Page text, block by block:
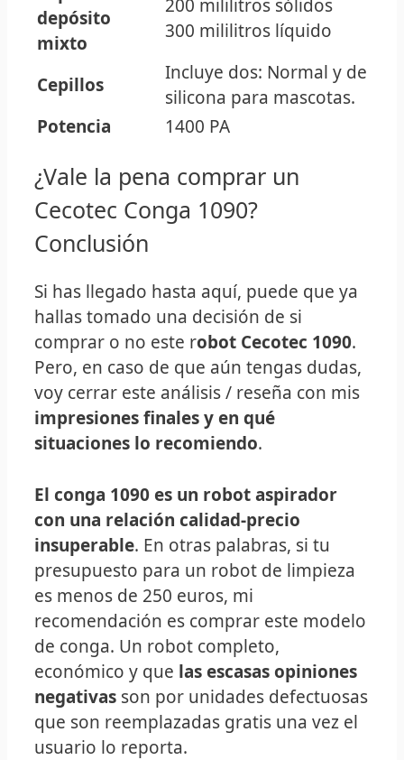
depósito
mixto
200 mililitros sólidos
300 mililitros líquido
Cepillos
Incluye dos: Normal y de
silicona para mascotas.
Potencia
1400 PA
¿Vale la pena comprar un
Cecotec Conga 1090?
Conclusión
Si has llegado hasta aquí, puede que ya
hallas tomado una decisión de si
comprar o no este robot Cecotec 1090.
Pero, en caso de que aún tengas dudas,
voy cerrar este análisis / reseña con mis
impresiones finales y en qué
situaciones lo recomiendo.
El conga 1090 es un robot aspirador
con una relación calidad-precio
insuperable. En otras palabras, si tu
presupuesto para un robot de limpieza
es menos de 250 euros, mi
recomendación es comprar este modelo
de conga. Un robot completo,
económico y que las escasas opiniones
negativas son por unidades defectuosas
que son reemplazadas gratis una vez el
usuario lo reporta.